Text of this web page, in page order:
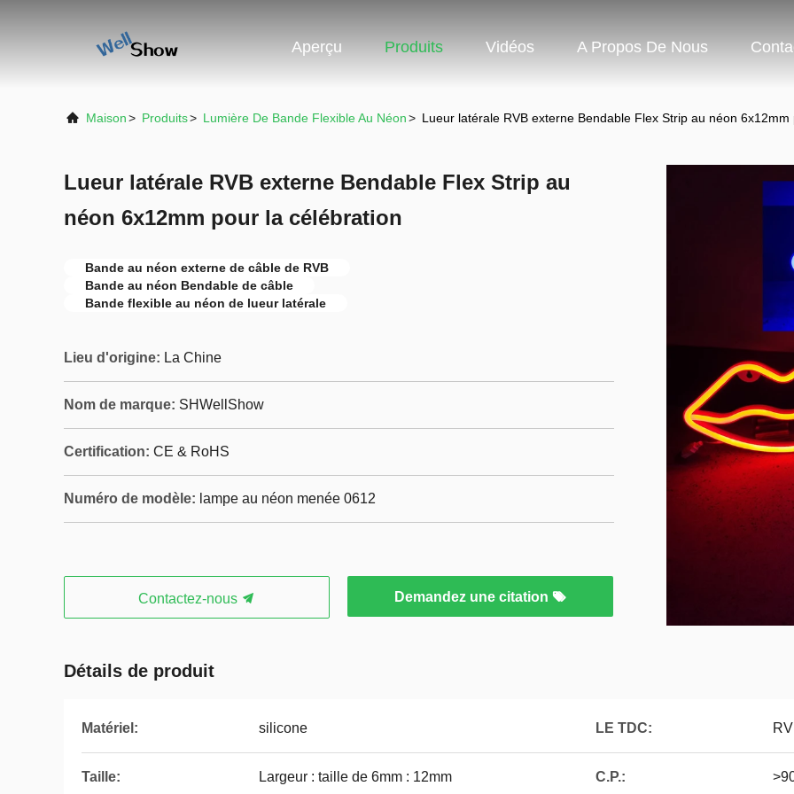
Aperçu Produits Vidéos A Propos De Nous
Maison> Produits> Lumière De Bande Flexible Au Néon> Lueur latérale RVB externe Bendable Flex Strip au néon
Lueur latérale RVB externe Bendable Flex Strip au
néon 6x12mm pour la célébration
Bande au néon externe de câble de RVB
Bande au néon Bendable de câble
Bande flexible au néon de lueur latérale
Lieu d'origine: La Chine
Nom de marque: SHWellShow
Certification: CE & RoHS
Numéro de modèle: lampe au néon menée 0612
Contactez-nous Demandez une citation
Détails de produit
Matériel: silicone LE TDC:
Taille: Largeur : taille de 6mm : 12mm C.P.: